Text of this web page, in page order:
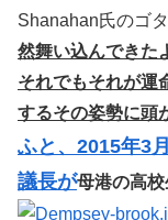
Shanahan氏のゴ
然舞い込んできた
それでもそれが運
するその姿勢に頭
ふと、2015年3
議長が母港の高